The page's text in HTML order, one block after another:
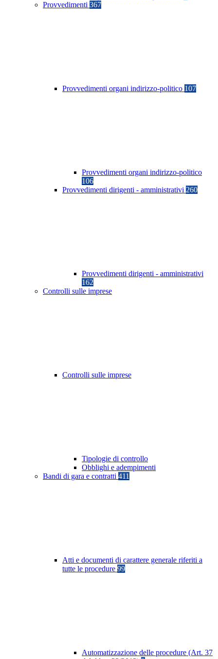
Provvedimenti 367
Provvedimenti organi indirizzo-politico 107
Provvedimenti organi indirizzo-politico
106
Provvedimenti dirigenti - amministrativi 260
Provvedimenti dirigenti - amministrativi
162
Controlli sulle imprese
Controlli sulle imprese
Tipologie di controllo
Obblighi e adempimenti
Bandi di gara e contratti 411
Atti e documenti di carattere generale riferiti a
tutte le procedure 99
Automatizzazione delle procedure (Art. 37